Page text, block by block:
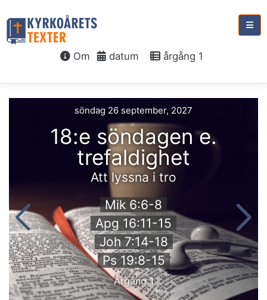
Om datum årgång 1
söndag 26 september, 2027
18:e söndagen e.
trefaldighet
Att lyssna i tro
Mik 6:6-8
Apg 16:11-15
Joh 7:14-18
Ps 19:8-15
Årgång 1